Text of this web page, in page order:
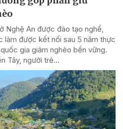
Nghệ An được đào tạo nghề,
làm được kết nối sau 5 năm thực
gia giảm nghèo bền vững.
Tây, người trẻ...